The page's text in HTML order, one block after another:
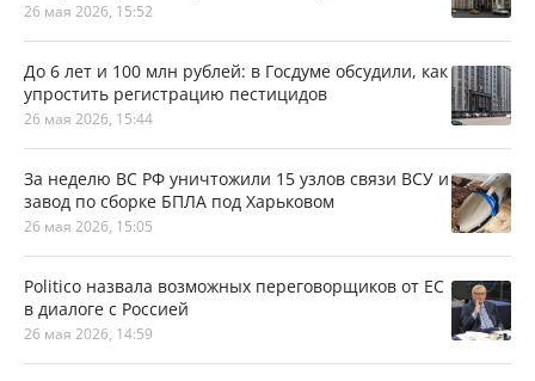
26 мая 2026, 15:52
До 6 лет и 100 млн рублей: в Госдуме обсудили, как
упростить регистрацию пестицидов
26 мая 2026, 15:44
За неделю ВС РФ уничтожили 15 узлов связи ВСУ и
завод по сборке БПЛА под Харьковом
26 мая 2026, 15:05
Politico назвала возможных переговорщиков от ЕС
в диалоге с Россией
26 мая 2026, 14:59